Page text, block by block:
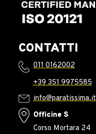
CONTATTI
011 0162002
+39 351 9975585
info@paratissima.it
Officine S
Corso Mortara 24